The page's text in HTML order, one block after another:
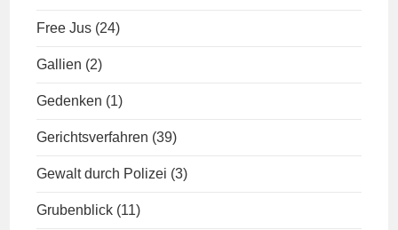
Free Jus (24)
Gallien (2)
Gedenken (1)
Gerichtsverfahren (39)
Gewalt durch Polizei (3)
Grubenblick (11)